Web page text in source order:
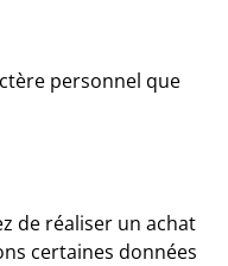
personnel que
de réaliser un achat
certaines données